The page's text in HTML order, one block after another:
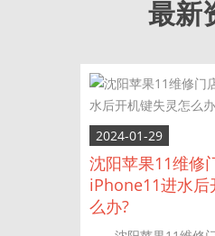
最新
2024-01-29
沈阳苹果11维修
iPhone11进水后
么办?